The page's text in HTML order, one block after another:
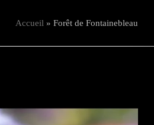
Accueil »Forêt de Fontainebleau